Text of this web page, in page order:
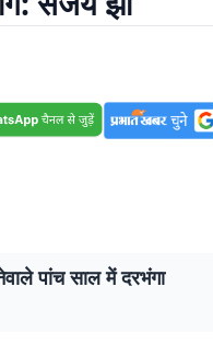
पांच साल में दरभंगा